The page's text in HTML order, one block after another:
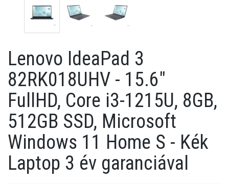
Lenovo IdeaPad 3
82RK018UHV - 15.6"
FullHD, Core i3-1215U, 8GB,
512GB SSD, Microsoft
Windows 11 Home S - Kék
Laptop 3 év garanciával